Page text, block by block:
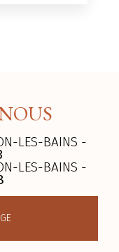
LES-BAINS -
LES-BAINS -